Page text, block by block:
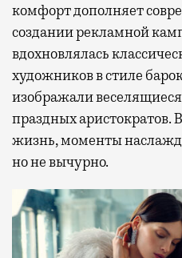
комфорт дополняет
создании рекламной
вдохновлялась
художников в стиле
изображали
праздных аристократов.
жизнь, моменты
но не вычурно.